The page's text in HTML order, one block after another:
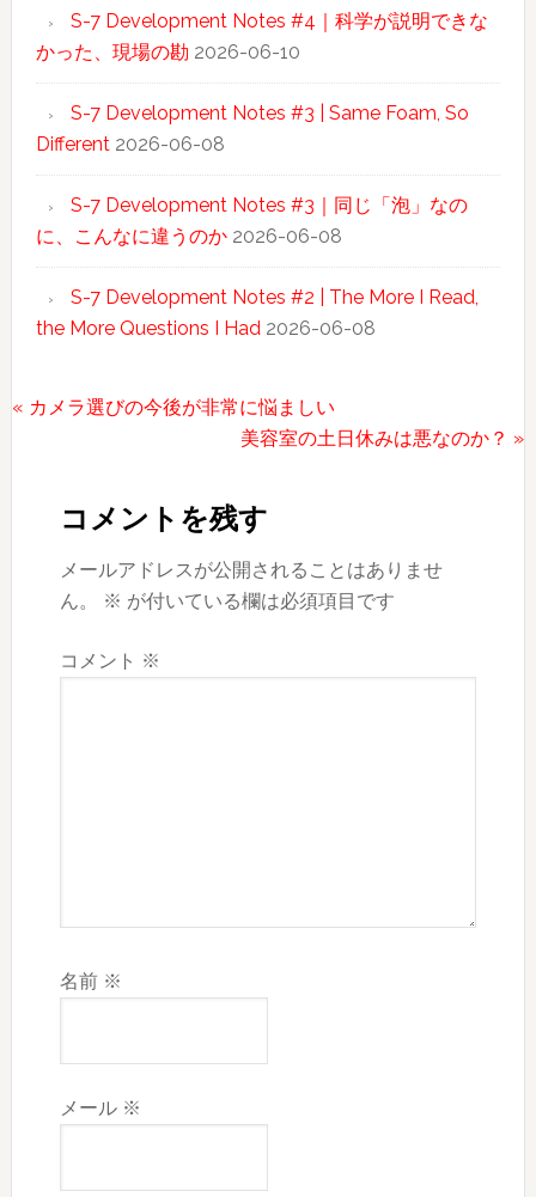
S-7 Development Notes #4｜科学が説明できな
かった、現場の勘 2026-06-10
S-7 Development Notes #3 | Same Foam, So
Different 2026-06-08
S-7 Development Notes #3｜同じ「泡」なの
に、こんなに違うのか 2026-06-08
S-7 Development Notes #2 | The More I Read,
the More Questions I Had 2026-06-08
前
« カメラ選びの今後が非常に悩ましい
次
稿:
美容室の土日休みは悪なのか？ »
Interactions
コメントを残す
メールアドレスが公開されることはありませ
ん。
※ が付いている欄は必須項目です
コメント ※
名前 ※
メール ※